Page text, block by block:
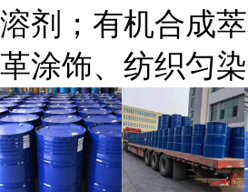
溶剂；有机合成
革涂饰、纺织匀染